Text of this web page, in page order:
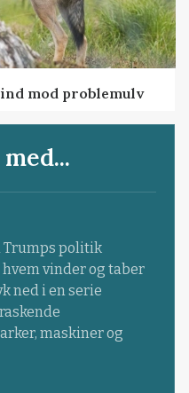
mod problemulv
Trumps politik
vinder og taber
ned i en serie
maskiner og